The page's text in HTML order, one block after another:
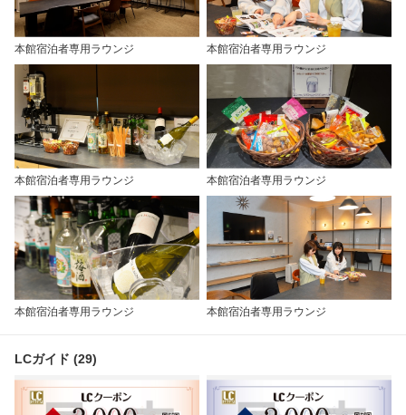
本館宿泊者専用ラウンジ 本館宿泊者専用ラウンジ
本館宿泊者専用ラウンジ 本館宿泊者専用ラウンジ
本館宿泊者専用ラウンジ 本館宿泊者専用ラウンジ
LCガイド (29)